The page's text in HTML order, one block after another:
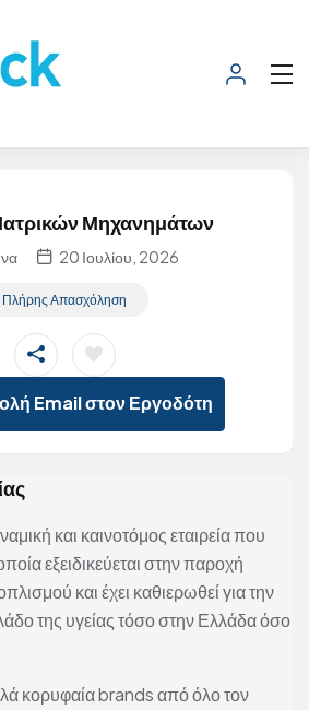
Μηχανημάτων
20 Ιουλίου, 2026
Πλήρης Απασχόληση
Email στον Εργοδότη
και καινοτόμος εταιρεία που
εξειδικεύεται στην παροχή
και έχει καθιερωθεί για την
της υγείας τόσο στην Ελλάδα όσο
κορυφαία brands από όλο τον